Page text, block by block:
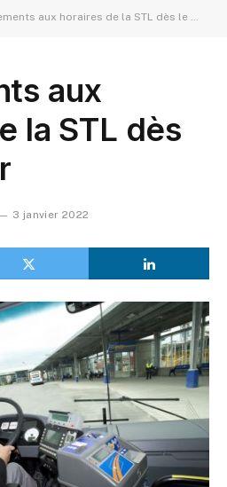
aux horaires de la STL dès le 8 janvier
aux
la STL dès
3 janvier 2022